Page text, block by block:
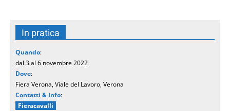
In pratica
Quando:
dal 3 al 6 novembre 2022
Dove:
Fiera Verona, Viale del Lavoro, Verona
Contatti & Info:
Fieracavalli